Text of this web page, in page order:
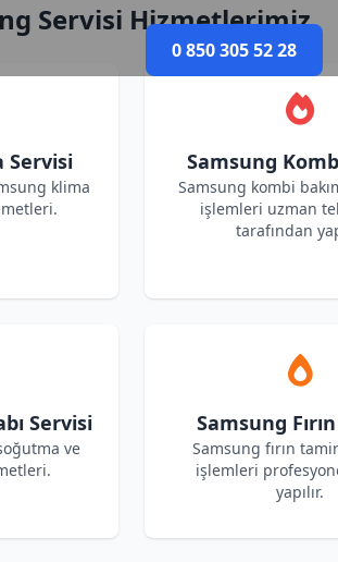
0 850 305 52 28
Servisi Hizmetlerimiz
Servisi
klima
Samsung
Samsung kombi
işlemleri uzman
tarafından
Servisi
ve
Samsung
Samsung fırın
işlemleri
yapılır.